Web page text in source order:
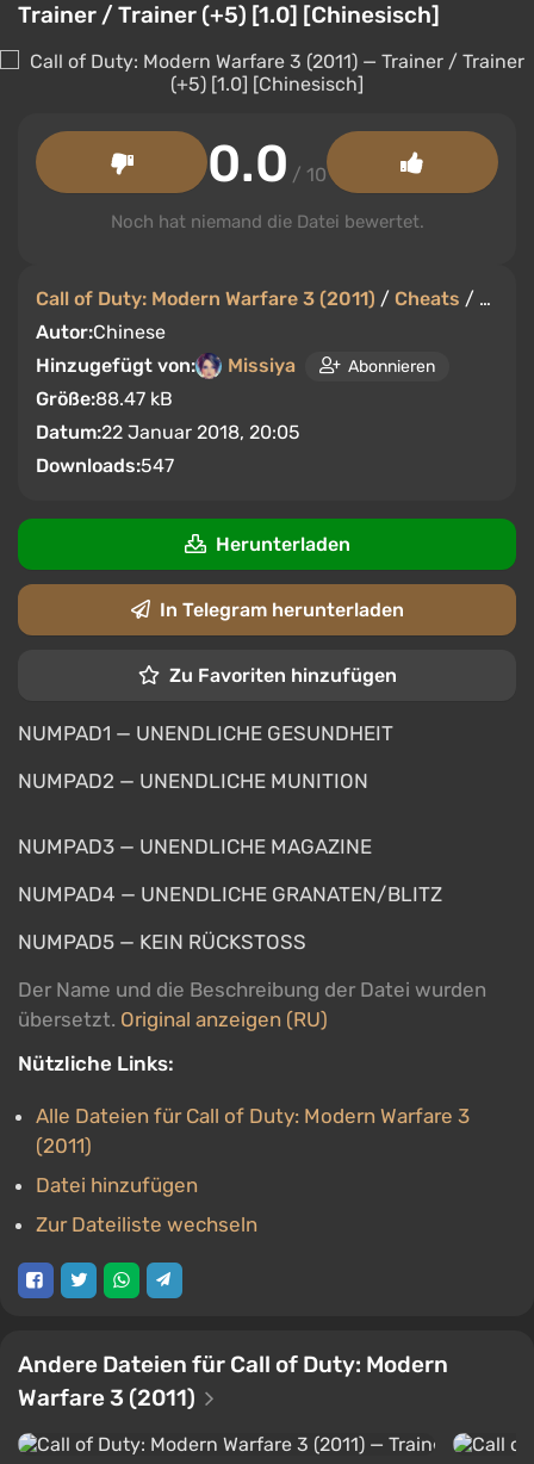
Trainer / Trainer (+5) [1.0] [Chinesisch]
Call of Duty: Modern Warfare 3 (2011) / Cheats /
Autor:Chinese
Hinzugefügt von:
Missiya Abonnieren
Größe:88.47 kB
Datum:22 Januar 2018, 20:05
Downloads:547
0.0 / 10
Noch hat niemand die Datei bewertet.
Herunterladen
In Telegram herunterladen
Zu Favoriten hinzufügen
NUMPAD1 — UNENDLICHE GESUNDHEIT
NUMPAD2 — UNENDLICHE MUNITION
NUMPAD3 — UNENDLICHE MAGAZINE
NUMPAD4 — UNENDLICHE GRANATEN/BLITZ
NUMPAD5 — KEIN RÜCKSTOSS
Der Name und die Beschreibung der Datei wurden
übersetzt. Original anzeigen (RU)
Nützliche Links:
Alle Dateien für Call of Duty: Modern Warfare 3
(2011)
Datei hinzufügen
Zur Dateiliste wechseln
Andere Dateien für Call of Duty: Modern
Warfare 3 (2011)